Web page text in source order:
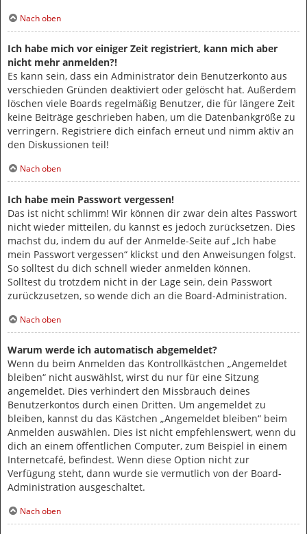
Nach oben
Ich habe mich vor einiger Zeit registriert, kann mich aber
nicht mehr anmelden?!
Es kann sein, dass ein Administrator dein Benutzerkonto aus
verschieden Gründen deaktiviert oder gelöscht hat. Außerdem
löschen viele Boards regelmäßig Benutzer, die für längere Zeit
keine Beiträge geschrieben haben, um die Datenbankgröße zu
verringern. Registriere dich einfach erneut und nimm aktiv an
den Diskussionen teil!
Nach oben
Ich habe mein Passwort vergessen!
Das ist nicht schlimm! Wir können dir zwar dein altes Passwort
nicht wieder mitteilen, du kannst es jedoch zurücksetzen. Dies
machst du, indem du auf der Anmelde-Seite auf „Ich habe
mein Passwort vergessen“ klickst und den Anweisungen folgst.
So solltest du dich schnell wieder anmelden können.
Solltest du trotzdem nicht in der Lage sein, dein Passwort
zurückzusetzen, so wende dich an die Board-Administration.
Nach oben
Warum werde ich automatisch abgemeldet?
Wenn du beim Anmelden das Kontrollkästchen „Angemeldet
bleiben“ nicht auswählst, wirst du nur für eine Sitzung
angemeldet. Dies verhindert den Missbrauch deines
Benutzerkontos durch einen Dritten. Um angemeldet zu
bleiben, kannst du das Kästchen „Angemeldet bleiben“ beim
Anmelden auswählen. Dies ist nicht empfehlenswert, wenn du
dich an einem öffentlichen Computer, zum Beispiel in einem
Internetcafé, befindest. Wenn diese Option nicht zur
Verfügung steht, dann wurde sie vermutlich von der Board-
Administration ausgeschaltet.
Nach oben